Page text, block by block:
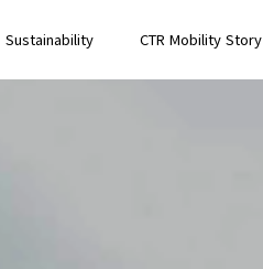
Sustainability CTR Mobility Story